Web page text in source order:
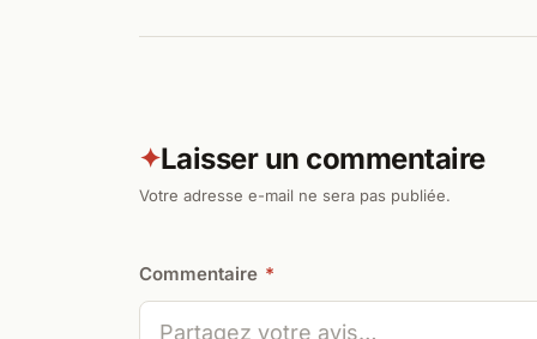
✦Laisser un commentaire
Votre adresse e-mail ne sera pas publiée.
Commentaire *